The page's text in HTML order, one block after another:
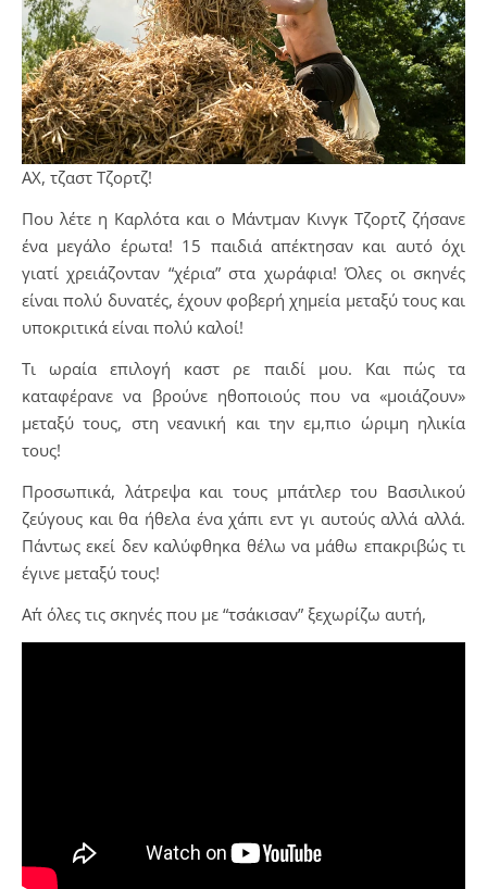
ΑΧ, τζαστ Τζορτζ!
Που λέτε η Καρλότα και ο Μάντμαν Κινγκ Τζορτζ ζήσανε
ένα μεγάλο έρωτα! 15 παιδιά απέκτησαν και αυτό όχι
γιατί χρειάζονταν “χέρια” στα χωράφια! Όλες οι σκηνές
είναι πολύ δυνατές, έχουν φοβερή χημεία μεταξύ τους και
υποκριτικά είναι πολύ καλοί!
Τι ωραία επιλογή καστ ρε παιδί μου. Και πώς τα
καταφέρανε να βρούνε ηθοποιούς που να «μοιάζουν»
μεταξύ τους, στη νεανική και την εμ,πιο ώριμη ηλικία
τους!
Προσωπικά, λάτρεψα και τους μπάτλερ του Βασιλικού
ζεύγους και θα ήθελα ένα χάπι εντ γι αυτούς αλλά αλλά.
Πάντως εκεί δεν καλύφθηκα θέλω να μάθω επακριβώς τι
έγινε μεταξύ τους!
Απ΄ όλες τις σκηνές που με “τσάκισαν” ξεχωρίζω αυτή,